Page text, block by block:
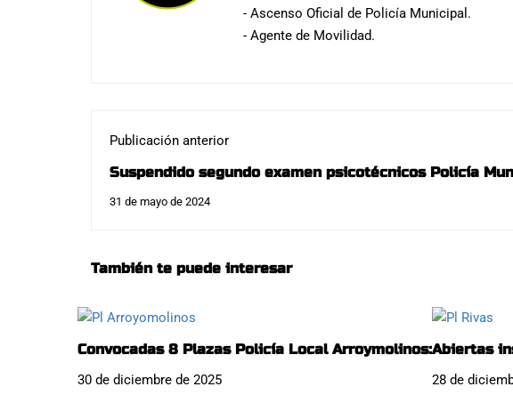
- Ascenso Oficial de Policía Municipal.
- Agente de Movilidad.
Publicación anterior
Suspendido segundo examen psicotécnicos Policía
Madrid (noticia actualizada examen 16 de junio):
31 de mayo de 2024
También te puede interesar
Convocadas 8 Plazas Policía Local Arroymolinos:
30 de diciembre de 2025
Abiertas
28 de